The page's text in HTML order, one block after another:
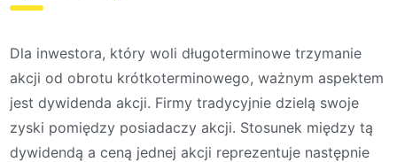
Dla inwestora, który woli długoterminowe trzymanie
akcji od obrotu krótkoterminowego, ważnym aspektem
jest dywidenda akcji. Firmy tradycyjnie dzielą swoje
zyski pomiędzy posiadaczy akcji. Stosunek między tą
dywidendą a ceną jednej akcji reprezentuje następnie